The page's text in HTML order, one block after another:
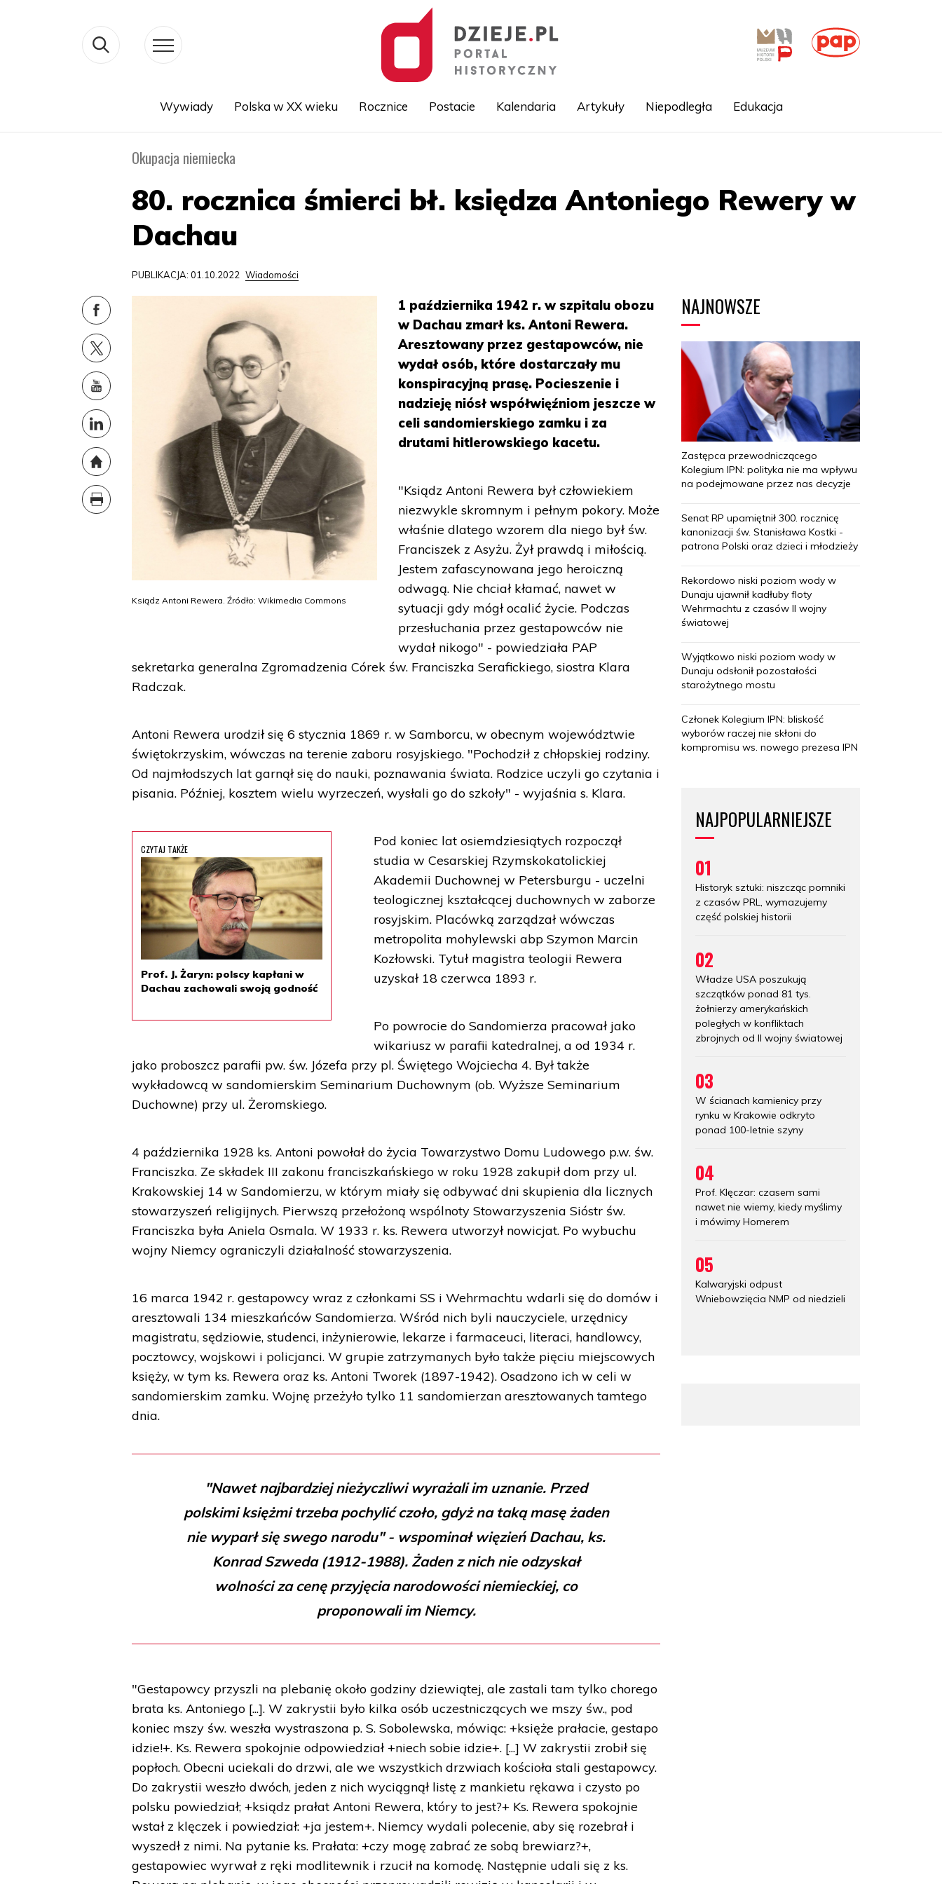
treści
Wywiady Polska w XX wieku Rocznice Postacie Kalendaria Artykuły Niepodległa Edukacja
Okupacja niemiecka
80. rocznica śmierci bł. księdza Antoniego Rewery w
Dachau
PUBLIKACJA: 01.10.2022 Wiadomości
Ksiądz Antoni Rewera. Źródło: Wikimedia Commons
1 października 1942 r. w szpitalu obozu
w Dachau zmarł ks. Antoni Rewera.
Aresztowany przez gestapowców, nie
wydał osób, które dostarczały mu
konspiracyjną prasę. Pocieszenie i
nadzieję niósł współwięźniom jeszcze w
celi sandomierskiego zamku i za
drutami hitlerowskiego kacetu.
"Ksiądz Antoni Rewera był człowiekiem
niezwykle skromnym i pełnym pokory. Może
właśnie dlatego wzorem dla niego był św.
Franciszek z Asyżu. Żył prawdą i miłością.
Jestem zafascynowana jego heroiczną
odwagą. Nie chciał kłamać, nawet w
sytuacji gdy mógł ocalić życie. Podczas
przesłuchania przez gestapowców nie
wydał nikogo" - powiedziała PAP
sekretarka generalna Zgromadzenia Córek św. Franciszka Serafickiego, siostra Klara
Radczak.
Antoni Rewera urodził się 6 stycznia 1869 r. w Samborcu, w obecnym województwie
świętokrzyskim, wówczas na terenie zaboru rosyjskiego. "Pochodził z chłopskiej rodziny.
Od najmłodszych lat garnął się do nauki, poznawania świata. Rodzice uczyli go czytania i
pisania. Później, kosztem wielu wyrzeczeń, wysłali go do szkoły" - wyjaśnia s. Klara.
CZYTAJ TAKŻE
Prof. J. Żaryn: polscy kapłani w
Dachau zachowali swoją godność
Pod koniec lat osiemdziesiątych rozpoczął
studia w Cesarskiej Rzymskokatolickiej
Akademii Duchownej w Petersburgu - uczelni
teologicznej kształcącej duchownych w zaborze
rosyjskim. Placówką zarządzał wówczas
metropolita mohylewski abp Szymon Marcin
Kozłowski. Tytuł magistra teologii Rewera
uzyskał 18 czerwca 1893 r.
Po powrocie do Sandomierza pracował jako
wikariusz w parafii katedralnej, a od 1934 r.
jako proboszcz parafii pw. św. Józefa przy pl. Świętego Wojciecha 4. Był także
wykładowcą w sandomierskim Seminarium Duchownym (ob. Wyższe Seminarium
Duchowne) przy ul. Żeromskiego.
4 października 1928 ks. Antoni powołał do życia Towarzystwo Domu Ludowego p.w. św.
Franciszka. Ze składek III zakonu franciszkańskiego w roku 1928 zakupił dom przy ul.
Krakowskiej 14 w Sandomierzu, w którym miały się odbywać dni skupienia dla licznych
stowarzyszeń religijnych. Pierwszą przełożoną wspólnoty Stowarzyszenia Sióstr św.
Franciszka była Aniela Osmala. W 1933 r. ks. Rewera utworzył nowicjat. Po wybuchu
wojny Niemcy ograniczyli działalność stowarzyszenia.
16 marca 1942 r. gestapowcy wraz z członkami SS i Wehrmachtu wdarli się do domów i
aresztowali 134 mieszkańców Sandomierza. Wśród nich byli nauczyciele, urzędnicy
magistratu, sędziowie, studenci, inżynierowie, lekarze i farmaceuci, literaci, handlowcy,
pocztowcy, wojskowi i policjanci. W grupie zatrzymanych było także pięciu miejscowych
księży, w tym ks. Rewera oraz ks. Antoni Tworek (1897-1942). Osadzono ich w celi w
sandomierskim zamku. Wojnę przeżyło tylko 11 sandomierzan aresztowanych tamtego
dnia.
"Nawet najbardziej nieżyczliwi wyrażali im uznanie. Przed
polskimi księżmi trzeba pochylić czoło, gdyż na taką masę żaden
nie wyparł się swego narodu" - wspominał więzień Dachau, ks.
Konrad Szweda (1912-1988). Żaden z nich nie odzyskał
wolności za cenę przyjęcia narodowości niemieckiej, co
proponowali im Niemcy.
"Gestapowcy przyszli na plebanię około godziny dziewiątej, ale zastali tam tylko chorego
brata ks. Antoniego [...]. W zakrystii było kilka osób uczestniczących we mszy św., pod
koniec mszy św. weszła wystraszona p. S. Sobolewska, mówiąc: +księże prałacie, gestapo
idzie!+. Ks. Rewera spokojnie odpowiedział +niech sobie idzie+. [...] W zakrystii zrobił się
popłoch. Obecni uciekali do drzwi, ale we wszystkich drzwiach kościoła stali gestapowcy.
Do zakrystii weszło dwóch, jeden z nich wyciągnął listę z mankietu rękawa i czysto po
polsku powiedział; +ksiądz prałat Antoni Rewera, który to jest?+ Ks. Rewera spokojnie
wstał z klęczek i powiedział: +ja jestem+. Niemcy wydali polecenie, aby się rozebrał i
wyszedł z nimi. Na pytanie ks. Prałata: +czy mogę zabrać ze sobą brewiarz?+,
gestapowiec wyrwał z ręki modlitewnik i rzucił na komodę. Następnie udali się z ks.
NAJNOWSZE
Zastępca przewodniczącego
Kolegium IPN: polityka nie ma wpływu
na podejmowane przez nas decyzje
Senat RP upamiętnił 300. rocznicę
kanonizacji św. Stanisława Kostki -
patrona Polski oraz dzieci i młodzieży
Rekordowo niski poziom wody w
Dunaju ujawnił kadłuby floty
Wehrmachtu z czasów II wojny
światowej
Wyjątkowo niski poziom wody w
Dunaju odsłonił pozostałości
starożytnego mostu
Członek Kolegium IPN: bliskość
wyborów raczej nie skłoni do
kompromisu ws. nowego prezesa IPN
NAJPOPULARNIEJSZE
01
Historyk sztuki: niszcząc pomniki
z czasów PRL, wymazujemy
część polskiej historii
02
Władze USA poszukują
szczątków ponad 81 tys.
żołnierzy amerykańskich
poległych w konfliktach
zbrojnych od II wojny światowej
03
W ścianach kamienicy przy
rynku w Krakowie odkryto
ponad 100-letnie szyny
04
Prof. Klęczar: czasem sami
nawet nie wiemy, kiedy myślimy
i mówimy Homerem
05
Kalwaryjski odpust
Wniebowzięcia NMP od niedzieli